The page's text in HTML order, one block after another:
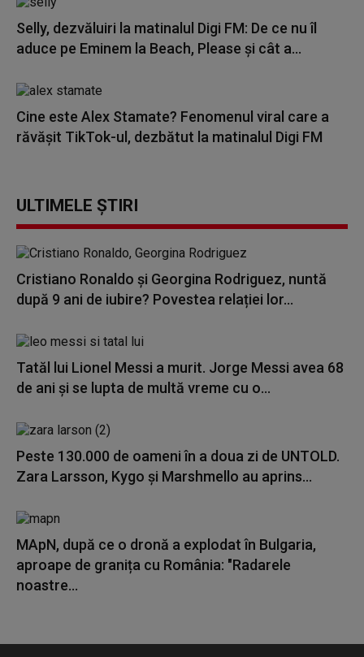
Selly, dezvăluiri la matinalul Digi FM: De ce nu îl
aduce pe Eminem la Beach, Please și cât a...
Cine este Alex Stamate? Fenomenul viral care a
răvășit TikTok-ul, dezbătut la matinalul Digi FM
ULTIMELE ȘTIRI
Cristiano Ronaldo și Georgina Rodriguez, nuntă
după 9 ani de iubire? Povestea relației lor...
Tatăl lui Lionel Messi a murit. Jorge Messi avea 68
de ani și se lupta de multă vreme cu o...
Peste 130.000 de oameni în a doua zi de UNTOLD.
Zara Larsson, Kygo și Marshmello au aprins...
MApN, după ce o dronă a explodat în Bulgaria,
aproape de granița cu România: "Radarele
noastre...